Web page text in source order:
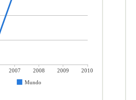
2007 2008 2009
2010
Mundo